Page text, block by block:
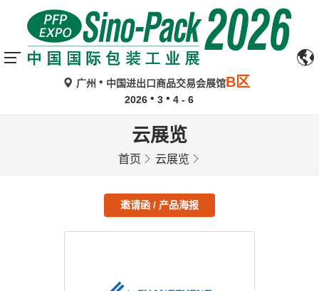
广州 中国进出口商品交易会展馆B区
2026 3 4 - 6
云展览
首页 云展览
邀请函 / 产品海报